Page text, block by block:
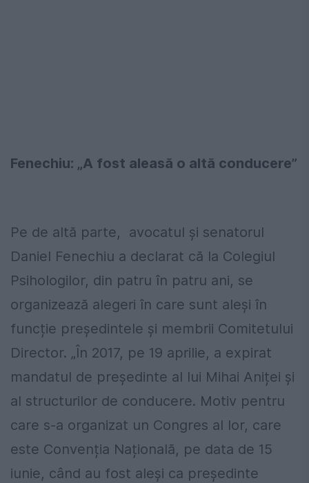
Fenechiu: „A fost aleasă o altă conducere”
Pe de altă parte, avocatul și senatorul
Daniel Fenechiu a declarat că la Colegiul
Psihologilor, din patru în patru ani, se
organizează alegeri în care sunt aleși în
funcție președintele și membrii Comitetului
Director. „În 2017, pe 19 aprilie, a expirat
mandatul de președinte al lui Mihai Aniței și
al structurilor de conducere. Motiv pentru
care s-a organizat un Congres al lor, care
este Convenția Națională, pe data de 15
iunie, când au fost aleși ca președinte